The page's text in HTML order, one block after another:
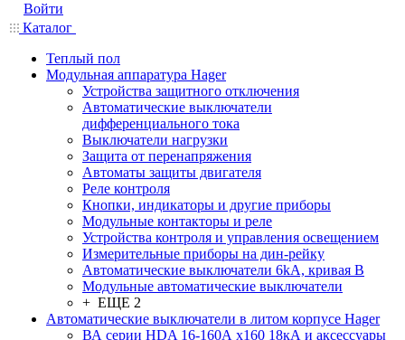
Войти
Каталог
Теплый пол
Модульная аппаратура Hager
Устройства защитного отключения
Автоматические выключатели
дифференциального тока
Выключатели нагрузки
Защита от перенапряжения
Автоматы защиты двигателя
Реле контроля
Кнопки, индикаторы и другие приборы
Модульные контакторы и реле
Устройства контроля и управления освещением
Измерительные приборы на дин-рейку
Автоматические выключатели 6kA, кривая В
Модульные автоматические выключатели
+ ЕЩЕ 2
Автоматические выключатели в литом корпусе Hager
ВА серии HDA 16-160А x160 18кА и аксессуары